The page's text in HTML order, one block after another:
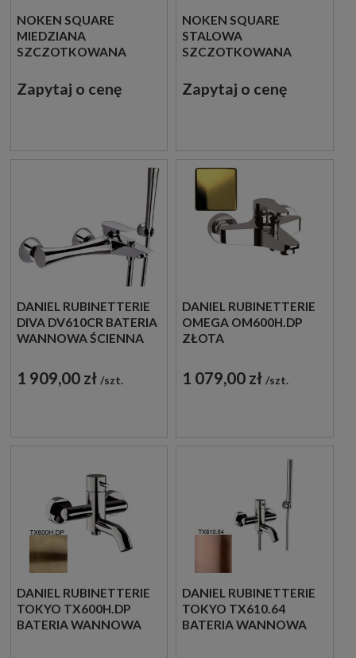
NOKEN SQUARE
MIEDZIANA
SZCZOTKOWANA
BATERIA WANNOWO
PRYSZNICOWA
Zapytaj o cenę
NOKEN SQUARE
STALOWA
SZCZOTKOWANA
BATERIA WANNOWO
PRYSZNICOWA
Zapytaj o cenę
DANIEL RUBINETTERIE
DIVA DV610CR BATERIA
WANNOWA ŚCIENNA
CHROM
1 909,00 zł szt.
DANIEL RUBINETTERIE
OMEGA OM600H.DP
ZŁOTA
BATERIA WANNOWA
ŚCIENNA
1 079,00 zł szt.
DANIEL RUBINETTERIE
TOKYO TX600H.DP
BATERIA WANNOWA
DANIEL RUBINETTERIE
TOKYO TX610.64
BATERIA WANNOWA